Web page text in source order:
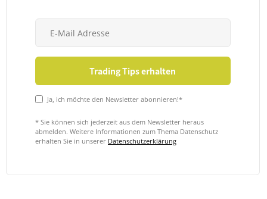
Ja, ich möchte den Newsletter abonnieren!*
* Sie können sich jederzeit aus dem Newsletter heraus
abmelden. Weitere Informationen zum Thema Datenschutz
erhalten Sie in unserer Datenschutzerklärung